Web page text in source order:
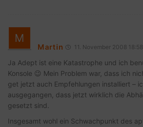
Martin 11. November 2008 18:58
Ja Adept ist eine Katastrophe und ich
Konsole 😉 Mein Problem war, dass ich
get jetzt auch Empfehlungen installiert –
ausgegangen, dass jetzt wirklich die
gesetzt sind.
Insgesamt wohl ein Schwachpunkt des